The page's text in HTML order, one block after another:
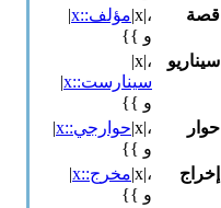
قصة
،|x| مؤلف::x |
و }}
سيناريو
،|x|
سينارست::x |
و }}
حوار
،|x| حوارجي::x |
و }}
إخراج
،|x| مخرج::x |
و }}